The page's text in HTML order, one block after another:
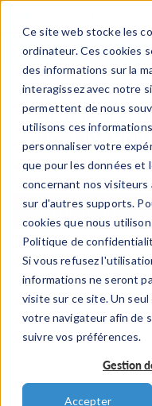
Ce site web stocke les
ordinateur. Ces cookies
des informations sur la
interagissez avec notre
permettent de nous
utilisons ces
personnaliser votre
que pour les données et
concernant nos visiteurs
sur d'autres supports.
cookies que nous
Politique de
Si vous refusez
informations ne seront
visite sur ce site. Un
votre navigateur afin de
suivre vos préférences.
Gestion
Accepter
Articles
RECHERCHE RAPIDE
Filtrer par domaine
Filtrer par Industrie
Filtrer par conférence